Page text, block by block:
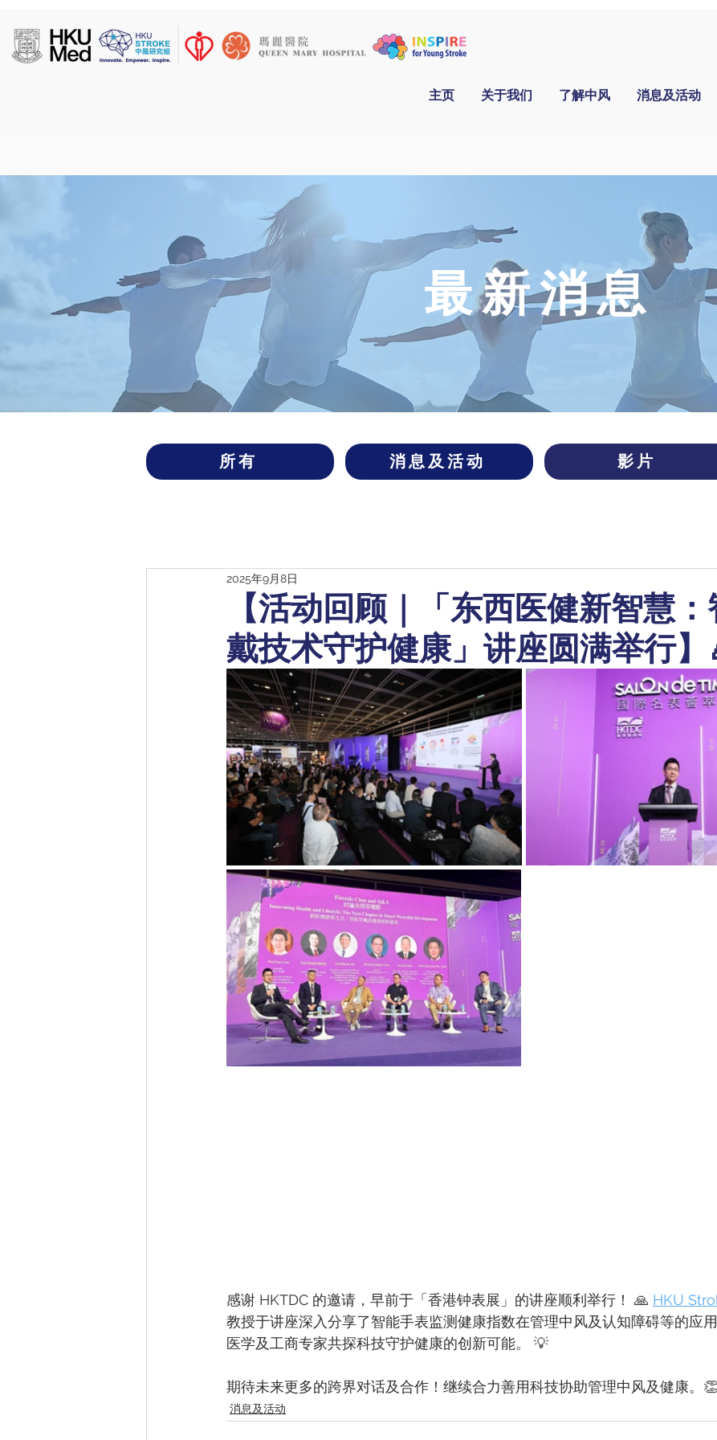
主页 关于我们 了解中风 消息及活动
​最新消息
所有 消息及活动 影片
【活动回顾｜「东西医健新智慧
戴技术守护健康」讲座圆满举行】
2025年9月8日
感谢 HKTDC 的邀请，早前于「香港钟表展」的讲座顺利举行！ 🙏 HKU
教授于讲座深入分享了智能手表监测健康指数在管理中风及认知障碍等的应
医学及工商专家共探科技守护健康的创新可能。 💡
期待未来更多的跨界对话及合作！继续合力善用科技协助管理中风及健康。👏
消息及活动